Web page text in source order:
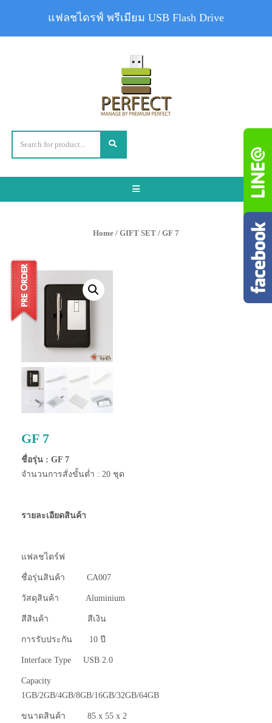
Toggle
Home / GIFT SET / GF 7
GF 7
ชื่อรุ่น : GF 7
จำนวนการสั่งขั้นต่ำ : 20 ชุด
รายละเอียดสินค้า
แฟลชไดร์ฟ
ชื่อรุ่นสินค้า CA007
วัสดุสินค้า Aluminium
สีสินค้า สีเงิน
การรับประกัน 10 ปี
Interface Type USB 2.0
Capacity
1GB/2GB/4GB/8GB/16GB/32GB/64GB
ขนาดสินค้า 85 x 55 x 2
แฟลชไดรฟ์ พรีเมียม USB Flash Drive